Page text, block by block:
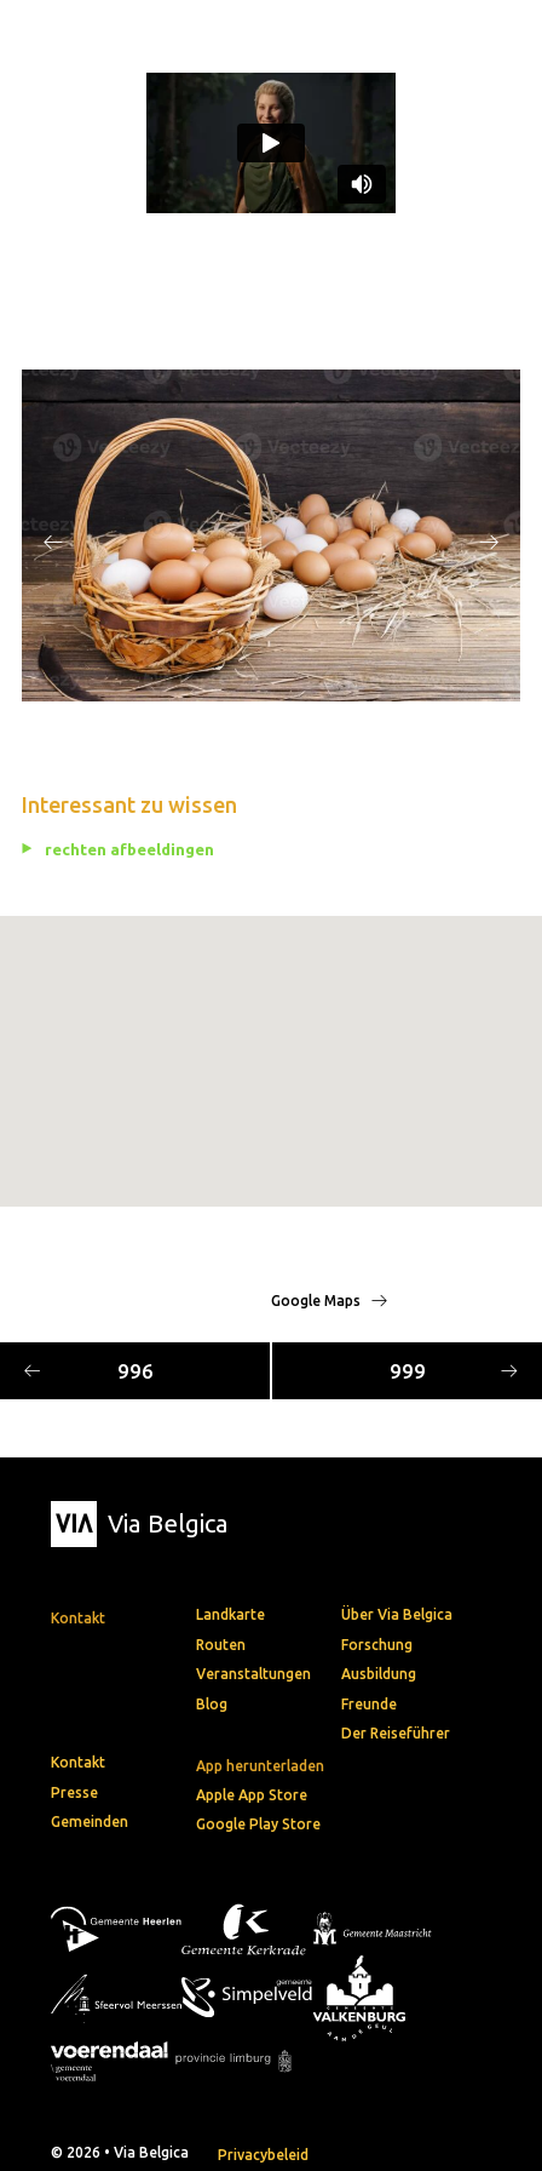
Interessant zu wissen
rechten afbeeldingen
Google Maps
996 999
Via Belgica
Kontakt
App herunterladen
Apple App Store
Google Play Store
Landkarte
Routen
Veranstaltungen
Blog
Über Via Belgica
Forschung
Ausbildung
Freunde
Der Reiseführer
Kontakt
Presse
Gemeinden
© 2026 • Via Belgica Privacybeleid